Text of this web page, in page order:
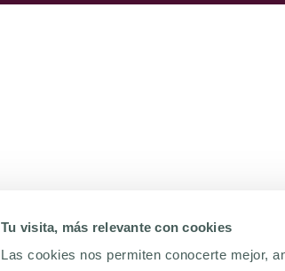
Tu visita, más relevante con cookies
Las cookies nos permiten conocerte mejor,